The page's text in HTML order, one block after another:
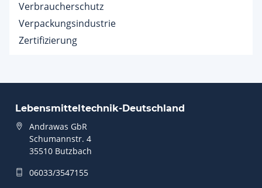
Verbraucherschutz
Verpackungsindustrie
Zertifizierung
Lebensmitteltechnik-Deutschland
Andrawas GbR
Schumannstr. 4
35510 Butzbach
06033/3547155